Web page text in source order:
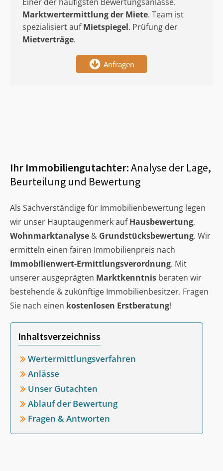
Marktwertermittlungder Miete. Team ist
spezialisiert aufMietspiegel. Prüfung der
Mietverträge.
Anfragen
Ihr Immobiliengutachter:Analyse der Lage,
Beurteilung und Bewertung
Als Sachverständige für Immobilienbewertung legen
wir unser Hauptaugenmerk aufHausbewertung,
Wohnmarktanalyse & Grundstücksbewertung. Wir
ermitteln einen fairen Immobilienpreis nach
Immobilienwert-Ermittlungsverordnung. Mit
unserer ausgeprägten Marktkenntnis beraten wir
bestehende & zukünftige Immobilienbesitzer. Fragen
Sie nach einen kostenlosen Erstberatung!
Inhaltsverzeichniss
Wertermittlungsverfahren
Anlässe
Unser Gutachten
Ablauf der Bewertung
Fragen & Antworten